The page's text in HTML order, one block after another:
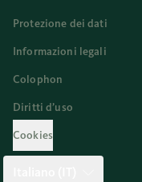
Protezione dei dati
Informazioni legali
Colophon
Diritti d’uso
Cookies